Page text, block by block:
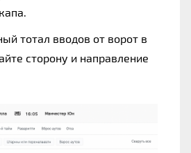
тотал вводов от ворот в
сторону и направление